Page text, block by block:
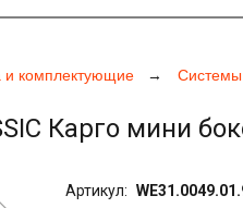
и комплектующие
Карго мини
Артикул: